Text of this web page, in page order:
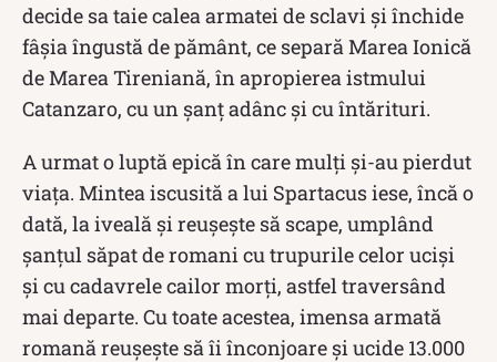
decide sa taie calea armatei de sclavi și închide
fâșia îngustă de pământ, ce separă Marea Ionică
de Marea Tireniană, în apropierea istmului
Catanzaro, cu un șanț adânc și cu întărituri.
A urmat o luptă epică în care mulți și-au pierdut
viața. Mintea iscusită a lui Spartacus iese, încă o
dată, la iveală și reușește să scape, umplând
șanțul săpat de romani cu trupurile celor uciși
și cu cadavrele cailor morți, astfel traversând
mai departe. Cu toate acestea, imensa armată
romană reușește să îi înconjoare și ucide 13.000